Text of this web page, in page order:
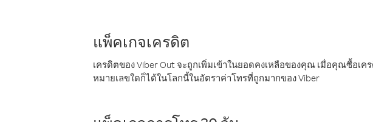
แพ็คเกจเครดิต
เครดิตของ Viber Out จะถูกเพิ่มเข้าในยอดคงเหลือของคุณ เมื่อคุณซื้อเ
หมายเลขใดก็ได้ในโลกนี้ในอัตราค่าโทรที่ถูกมากของ Viber